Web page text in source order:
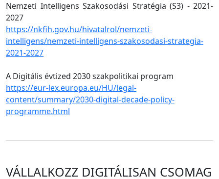
Nemzeti Intelligens Szakosodási Stratégia (S3) - 2021-
2027
https://nkfih.gov.hu/hivatalrol/nemzeti-
intelligens/nemzeti-intelligens-szakosodasi-strategia-
2021-2027
A Digitális évtized 2030 szakpolitikai program
https://eur-lex.europa.eu/HU/legal-
content/summary/2030-digital-decade-policy-
programme.html
VÁLLALKOZZ DIGITÁLISAN CSOMAG